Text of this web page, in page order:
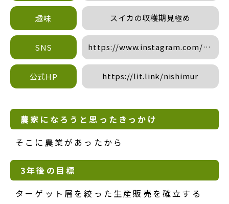
趣味 スイカの収穫期見極め
SNS
https://www.instagram.com/
hl=ja
公式HP
https://lit.link/nishimur
農家になろうと思ったきっかけ
そこに農業があったから
3年後の目標
ターゲット層を絞った生産販売を確立する